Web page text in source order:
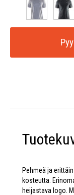
Pehmeä ja
kosteutta.
heijastava logo.